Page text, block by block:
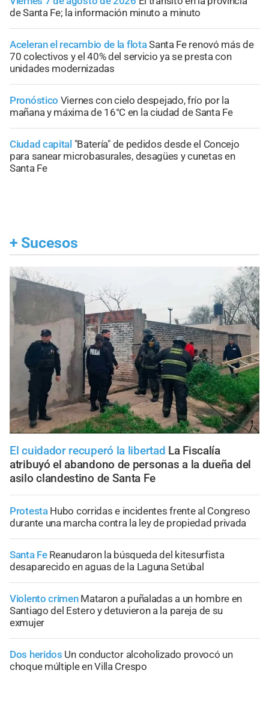
de Santa Fe; la información minuto a minuto
Aceleran el recambio de la flotaSanta Fe renovó más de
70 colectivos y el 40% del servicio ya se presta con
unidades modernizadas
Pronóstico Viernes con cielo despejado, frío por la
mañana y máxima de 16°C en la ciudad de Santa Fe
Ciudad capital "Batería" de pedidos desde el Concejo
para sanear microbasurales, desagües y cunetas en
Santa Fe
+ Sucesos
El cuidador recuperó la libertad La Fiscalía
atribuyó el abandono de personas a la dueña del
asilo clandestino de Santa Fe
Protesta Hubo corridas e incidentes frente al Congreso
durante una marcha contra la ley de propiedad privada
Santa Fe Reanudaron la búsqueda del kitesurfista
desaparecido en aguas de la Laguna Setúbal
Violento crimen Mataron a puñaladas a un hombre en
Santiago del Estero y detuvieron a la pareja de su
exmujer
Dos heridos Un conductor alcoholizado provocó un
choque múltiple en Villa Crespo